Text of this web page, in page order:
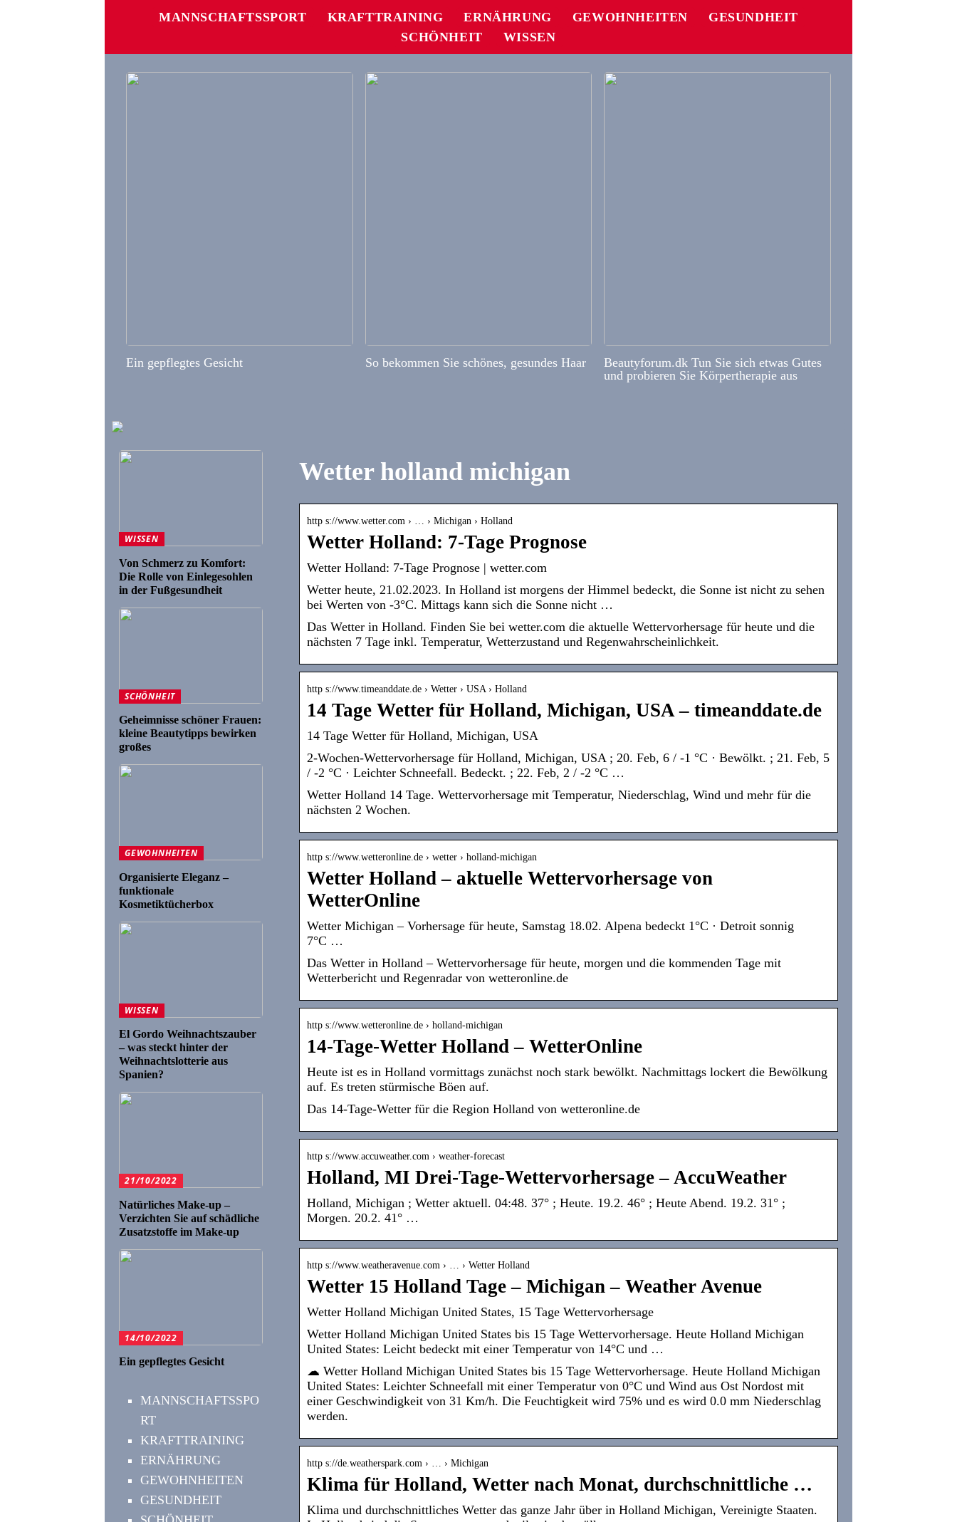
MANNSCHAFTSSPORT KRAFTTRAINING ERNÄHRUNG GEWOHNHEITEN
GESUNDHEIT
SCHÖNHEIT
WISSEN
Ein gepflegtes Gesicht So bekommen Sie schönes, gesundes Haar
Beautyforum.dk Tun Sie sich etwas Gutes
und probieren Sie Körpertherapie aus
Wetter holland michigan
http s://www.wetter.com › … › Michigan › Holland
Wetter Holland: 7-Tage Prognose
Wetter Holland: 7-Tage Prognose | wetter.com
Wetter heute, 21.02.2023. In Holland ist morgens der Himmel bedeckt, die Sonne ist nicht zu sehen
bei Werten von -3°C. Mittags kann sich die Sonne nicht …
Das Wetter in Holland. Finden Sie bei wetter.com die aktuelle Wettervorhersage für heute und die
nächsten 7 Tage inkl. Temperatur, Wetterzustand und Regenwahrscheinlichkeit.
http s://www.timeanddate.de › Wetter › USA › Holland
14 Tage Wetter für Holland, Michigan, USA – timeanddate.de
14 Tage Wetter für Holland, Michigan, USA
2-Wochen-Wettervorhersage für Holland, Michigan, USA ; 20. Feb, 6 / -1 °C · Bewölkt. ; 21. Feb, 5
/ -2 °C · Leichter Schneefall. Bedeckt. ; 22. Feb, 2 / -2 °C …
Wetter Holland 14 Tage. Wettervorhersage mit Temperatur, Niederschlag, Wind und mehr für die
nächsten 2 Wochen.
http s://www.wetteronline.de › wetter › holland-michigan
Wetter Holland – aktuelle Wettervorhersage von
WetterOnline
Wetter Michigan – Vorhersage für heute, Samstag 18.02. Alpena bedeckt 1°C · Detroit sonnig
7°C …
Das Wetter in Holland – Wettervorhersage für heute, morgen und die kommenden Tage mit
Wetterbericht und Regenradar von wetteronline.de
http s://www.wetteronline.de › holland-michigan
14-Tage-Wetter Holland – WetterOnline
Heute ist es in Holland vormittags zunächst noch stark bewölkt. Nachmittags lockert die Bewölkung
auf. Es treten stürmische Böen auf.
Das 14-Tage-Wetter für die Region Holland von wetteronline.de
http s://www.accuweather.com › weather-forecast
Holland, MI Drei-Tage-Wettervorhersage – AccuWeather
Holland, Michigan ; Wetter aktuell. 04:48. 37° ; Heute. 19.2. 46° ; Heute Abend. 19.2. 31° ;
Morgen. 20.2. 41° …
http s://www.weatheravenue.com › … › Wetter Holland
Wetter 15 Holland Tage – Michigan – Weather Avenue
Wetter Holland Michigan United States, 15 Tage Wettervorhersage
Wetter Holland Michigan United States bis 15 Tage Wettervorhersage. Heute Holland Michigan
United States: Leicht bedeckt mit einer Temperatur von 14°C und …
☁ Wetter Holland Michigan United States bis 15 Tage Wettervorhersage. Heute Holland Michigan
United States: Leichter Schneefall mit einer Temperatur von 0°C und Wind aus Ost Nordost mit
einer Geschwindigkeit von 31 Km/h. Die Feuchtigkeit wird 75% und es wird 0.0 mm Niederschlag
werden.
http s://de.weatherspark.com › … › Michigan
Klima für Holland, Wetter nach Monat, durchschnittliche …
Klima und durchschnittliches Wetter das ganze Jahr über in Holland Michigan, Vereinigte Staaten.
WISSEN
Von Schmerz zu Komfort:
Die Rolle von Einlegesohlen
in der Fußgesundheit
SCHÖNHEIT
Geheimnisse schöner Frauen:
kleine Beautytipps bewirken
großes
GEWOHNHEITEN
Organisierte Eleganz –
funktionale
Kosmetiktücherbox
WISSEN
El Gordo Weihnachtszauber
– was steckt hinter der
Weihnachtslotterie aus
Spanien?
21/10/2022
Natürliches Make-up –
Verzichten Sie auf schädliche
Zusatzstoffe im Make-up
14/10/2022
Ein gepflegtes Gesicht
MANNSCHAFTSSPO
RT
KRAFTTRAINING
ERNÄHRUNG
GEWOHNHEITEN
GESUNDHEIT